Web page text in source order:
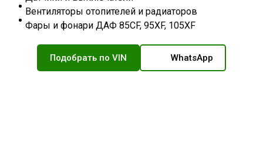
Вентиляторы отопителей и радиаторов
Фары и фонари ДАФ 85CF, 95XF, 105XF
Подобрать по VIN WhatsApp